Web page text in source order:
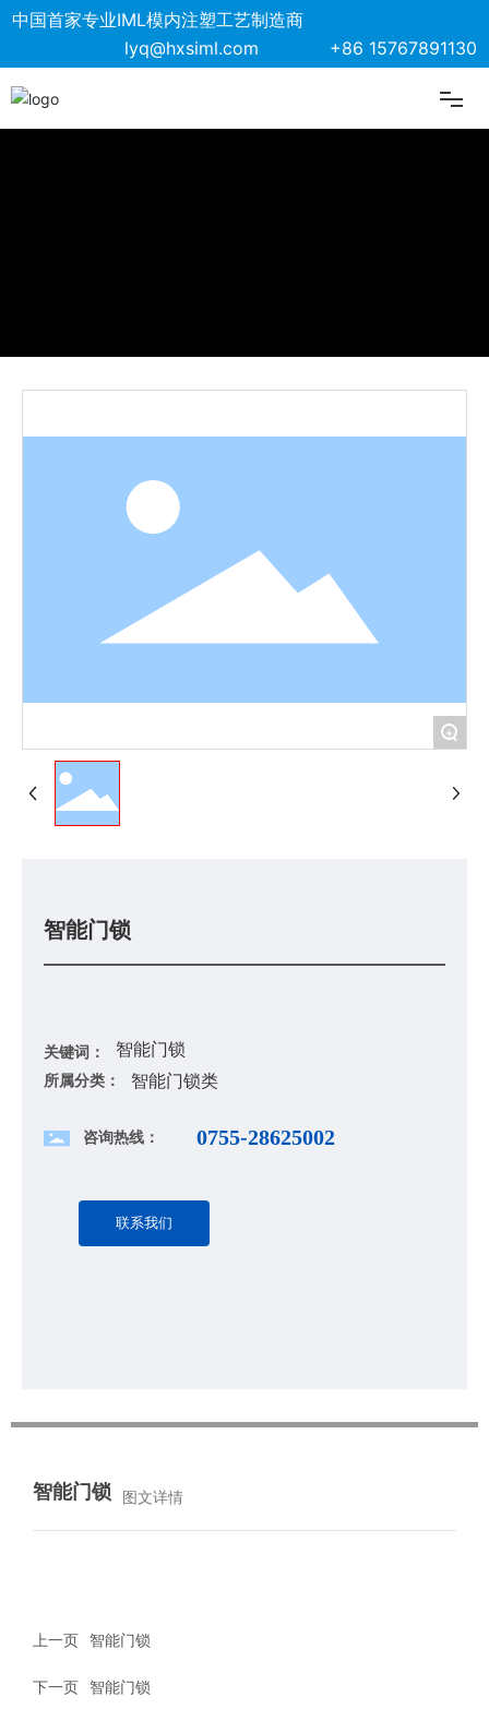
中国首家专业IML模内注塑工艺制造商
lyq@hxsiml.com
+86 15767891130
+
智能门锁
关键词： 智能门锁
所属分类： 智能门锁类
咨询热线： 0755-28625002
联系我们
智能门锁 图文详情
上一页 智能门锁
下一页 智能门锁